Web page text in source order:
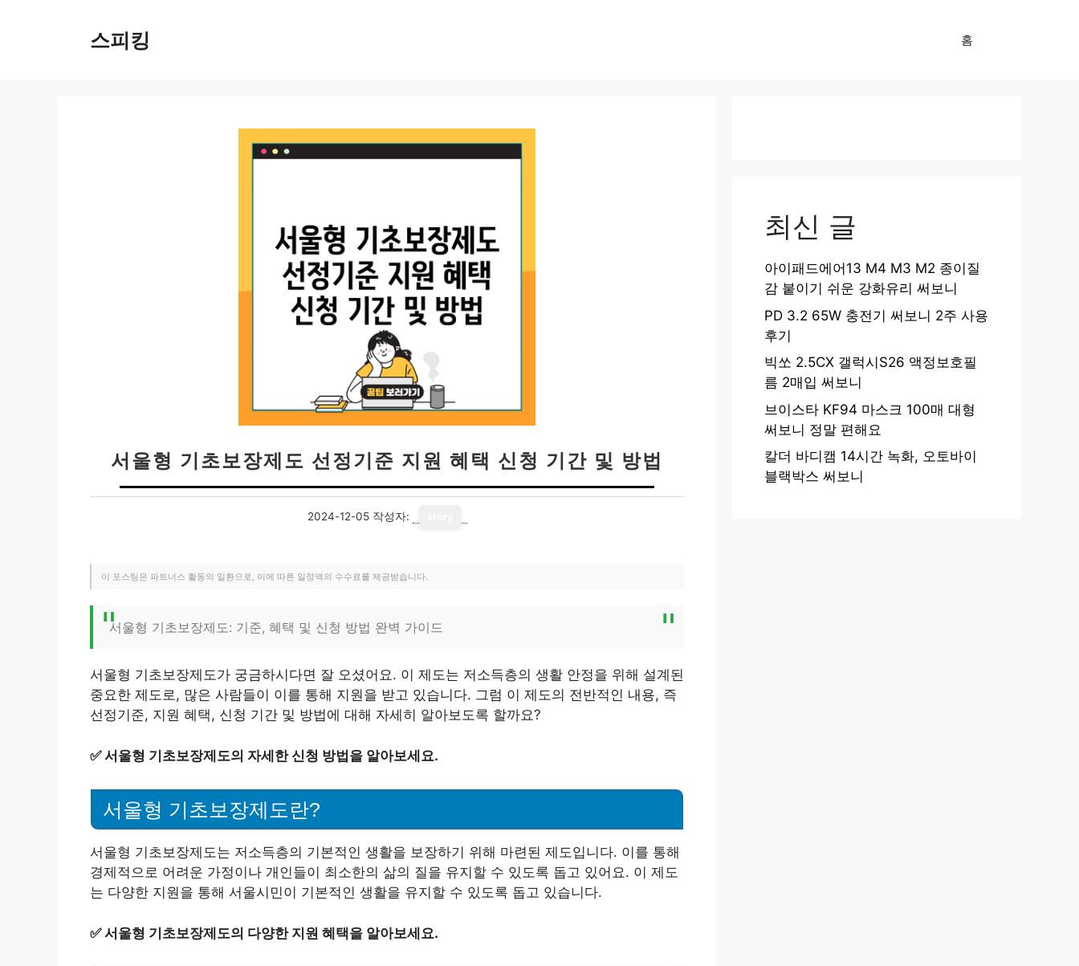
스피킹 홈
서울형 기초보장제도 선정기준 지원 혜택 신청 기간 및 방법
2024-12-05 작성자:
이 포스팅은 파트너스 활동의 일환으로, 이에 따른 일정액의 수수료를 제공받습니다.
서울형 기초보장제도: 기준, 혜택 및 신청 방법 완벽 가이드
서울형 기초보장제도가 궁금하시다면 잘 오셨어요. 이 제도는 저소득층의 생활 안정을 위해 설계된
중요한 제도로, 많은 사람들이 이를 통해 지원을 받고 있습니다. 그럼 이 제도의 전반적인 내용, 즉
선정기준, 지원 혜택, 신청 기간 및 방법에 대해 자세히 알아보도록 할까요?
✅서울형 기초보장제도의 자세한 신청 방법을 알아보세요.
서울형 기초보장제도란?
서울형 기초보장제도는 저소득층의 기본적인 생활을 보장하기 위해 마련된 제도입니다. 이를 통해
경제적으로 어려운 가정이나 개인들이 최소한의 삶의 질을 유지할 수 있도록 돕고 있어요. 이 제도
는 다양한 지원을 통해 서울시민이 기본적인 생활을 유지할 수 있도록 돕고 있습니다.
✅서울형 기초보장제도의 다양한 지원 혜택을 알아보세요.
최신 글
아이패드에어13 M4 M3 M2 종이질
감 붙이기 쉬운 강화유리 써보니
PD 3.2 65W 충전기 써보니 2주 사용
후기
빅쏘 2.5CX 갤럭시S26 액정보호필
름 2매입 써보니
브이스타 KF94 마스크 100매 대형
써보니 정말 편해요
칼더 바디캠 14시간 녹화, 오토바이
블랙박스 써보니